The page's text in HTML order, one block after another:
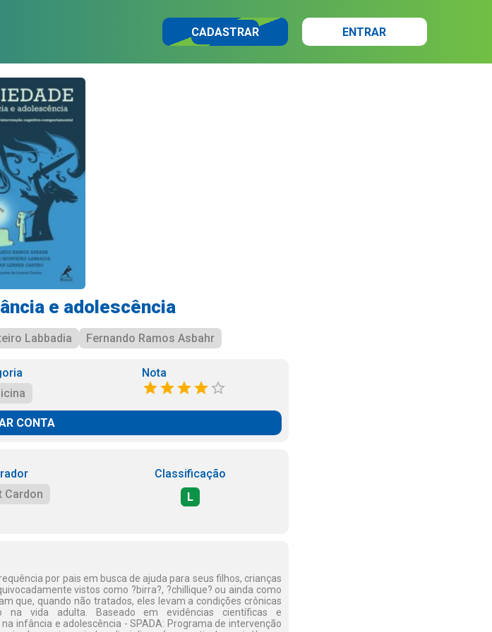
CADASTRAR ENTRAR
e adolescência
Labbadia Fernando Ramos Asbahr
Nota
CONTA
Cardon
Classificação
L
por pais em busca de ajuda para seus filhos, crianças
vistos como ?birra?, ?chillique? ou ainda como
que, quando não tratados, eles levam a condições crônicas
na vida adulta. Baseado em evidências científicas e
infância e adolescência - SPADA: Programa de intervenção